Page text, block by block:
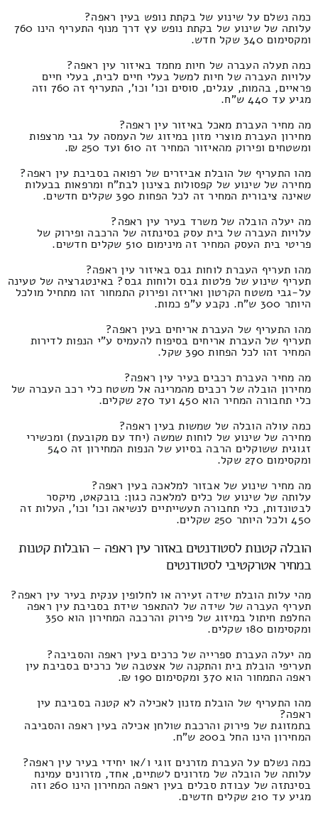
כמה נשלם על שינוע של בקתת נופש בעין ראפה?
עלותה של שינוע של בקתת נופש עץ דרך מנוף התעריף הינו 760
ומקסימום 340 שקל חדש.
כמה תעלה העברה של חיות מחמד באיזור עין ראפה?
עלויות העברה של חיות למשל בעלי חיים לבית, בעלי חיים
פראיים, בהמות, עגלים, סוסים וכו' וכו', התעריף זה 760 וזה
מגיע עד 440 ש"ח.
מה מחיר העברת מאכל באיזור עין ראפה?
מחירון העברת מוצרי מזון במיזוג של העמסה על גבי מרצפות
ומשטחים ופירוק מהאיזור המחיר זה 610 ועד 250 ₪.
מהו התעריף של הובלת אביזרים של רפואה בסביבת עין ראפה?
מחירה של שינוע של קפסולות בצינון לבת"ח ומרפאות בבעלות
שאינה ציבורית המחיר זה לכל הפחות 390 שקלים חדשים.
מה יעלה הובלה של משרד בעיר עין ראפה?
עלויות העברה של בית עסק בסינתזה של הרכבה ופירוק של
פריטי בית העסק המחיר זה מינימום 510 שקלים חדשים.
מהו תעריף העברת לוחות גבס באיזור עין ראפה?
תעריף שינוע של פלטות גבס ולוחות גבס? באינטגרציה של טעינה
על-גבי משטח הקרטון ואריזה ופירוק התמחור זהו מתחיל מולכל
היותר 300 ש"ח. נקבע ע"פ כמות.
מהו התעריף של העברת אריחים בעין ראפה?
תעריף של העברת אריחים בסיפוח להעמיס ע"י הנפות לדירות
המחיר זהו לכל הפחות 390 שקל.
מה מחיר העברת רכבים בעיר עין ראפה?
מחירון הובלה של רכבים מהמרינה אל משטח כלי רכב העברה של
כלי תחבורה המחיר הוא 450 ועד 270 שקלים.
כמה עולה הובלה של שמשות בעין ראפה?
מחירה של שינוע של לוחות שמשה (יחד עם מקובעת) ומכשירי
זגוגית ששוקלים הרבה בסיוע של הנפות המחירון זה 540
ומקסימום 270 שקל.
מה מחיר שינוע של אבזור למלאכה בעין ראפה?
עלותה של שינוע של כלים למלאכה כגון: בובקאט, מיקסר
לבטונדות, כלי תחבורה תעשייתיים לנשיאה וכו' וכו', העלות זה
450 ולכל היותר 250 שקלים.
הובלה קטנות לסטודנטים באזור עין ראפה – הובלות קטנות
במחיר אטרקטיבי לסטודנטים
מהי עלות הובלת שידה זעירה או לחלופין ענקית בעיר עין ראפה?
תעריף העברה של שידה של להתאפר שידת בסביבת עין ראפה
החלפת חיתול במיזוג של פירוק והרכבה המחירון הוא 350
ומקסימום 180 שקלים.
מה יעלה העברת ספרייה של כרכים בעין ראפה והסביבה?
תעריפי הובלת בית והתקנה של אצטבה של כרכים בסביבת עין
ראפה התמחור הוא 370 ומקסימום 190 ₪.
מהו התעריף של הובלת מזנון לאכילה לא קטנה בסביבת עין
ראפה?
בתמזוגת של פירוק והרכבת שולחן אכילה בעין ראפה והסביבה
המחירון הינו החל ב200 ש"ח.
כמה נשלם על העברת מזרנים זוגי ו/או יחידי בעיר עין ראפה?
עלותה של הובלה של מזרונים לשתיים, אחד, מזרונים עמינח
בסינתזה של עבודת סבלים בעין ראפה המחירון הינו 260 וזה
מגיע עד 210 שקלים חדשים.